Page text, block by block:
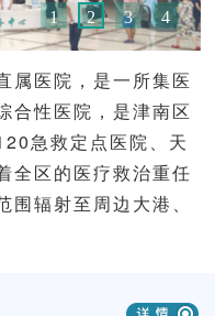
1 2 3 4
属医院，是一所集医
合性医院，是津南区
急救定点医院、天
全区的医疗救治重任
辐射至周边大港、